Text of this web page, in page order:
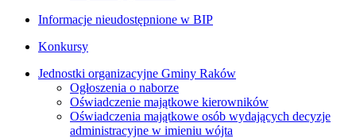
Informacje nieudostępnione w BIP
Konkursy
Jednostki organizacyjne Gminy Raków
Ogłoszenia o naborze
Oświadczenie majątkowe kierowników
Oświadczenia majątkowe osób wydających decyzje
administracyjne w imieniu wójta